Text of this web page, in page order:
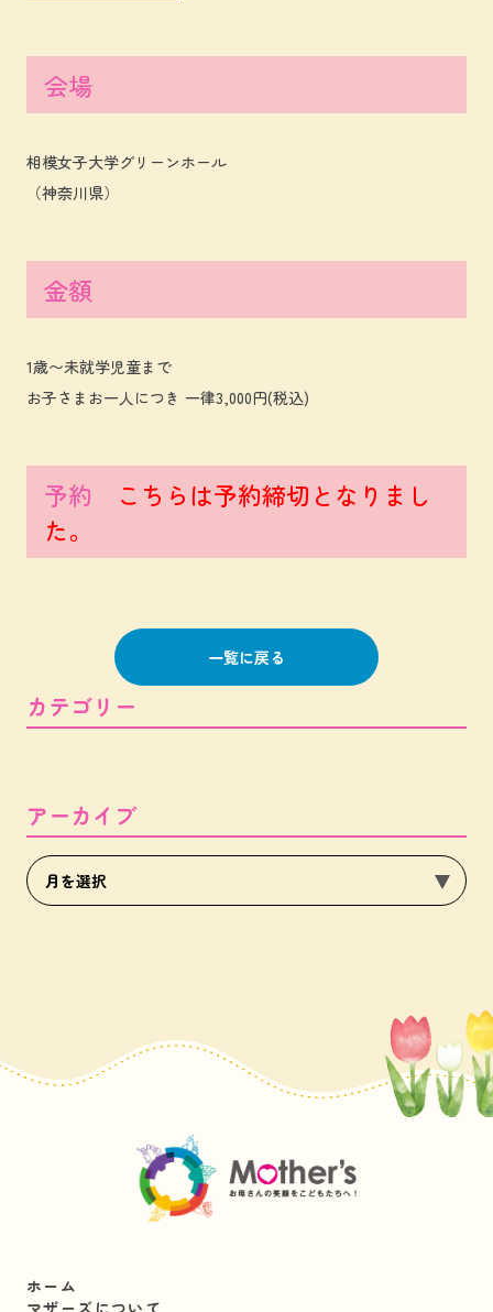
会場
相模女子大学グリーンホール
（神奈川県）
金額
1歳〜未就学児童まで
お子さまお一人につき 一律3,000円(税込)
予約
こちらは予約締切となりまし
た。
一覧に戻る
カテゴリー
アーカイブ
ホーム
マザーズについて